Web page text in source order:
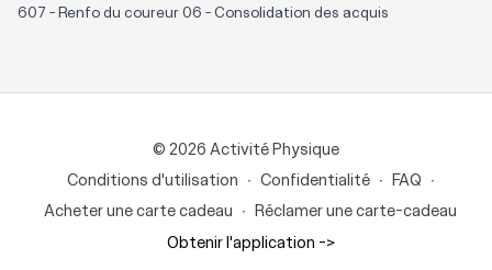
607 - Renfo du coureur 06 - Consolidation des acquis
© 2026 Activité Physique
Conditions d'utilisation ∙ Confidentialité ∙ FAQ ∙
Acheter une carte cadeau ∙ Réclamer une carte-cadeau
Obtenir l'application ->